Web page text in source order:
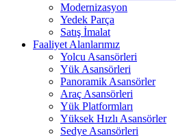
Modernizasyon
Yedek Parça
Satış İmalat
Faaliyet Alanlarımız
Yolcu Asansörleri
Yük Asansörleri
Panoramik Asansörler
Araç Asansörleri
Yük Platformları
Yüksek Hızlı Asansörler
Sedye Asansörleri